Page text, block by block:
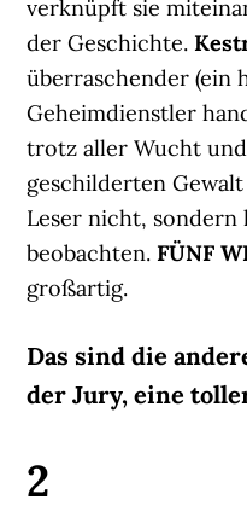
verknüpft sie
der Geschichte.
überraschender (ein
Geheimdienstler
trotz aller Wucht
geschilderten
Leser nicht, sondern
beobachten. FÜNF
großartig.
Das sind die
der Jury, eine
2